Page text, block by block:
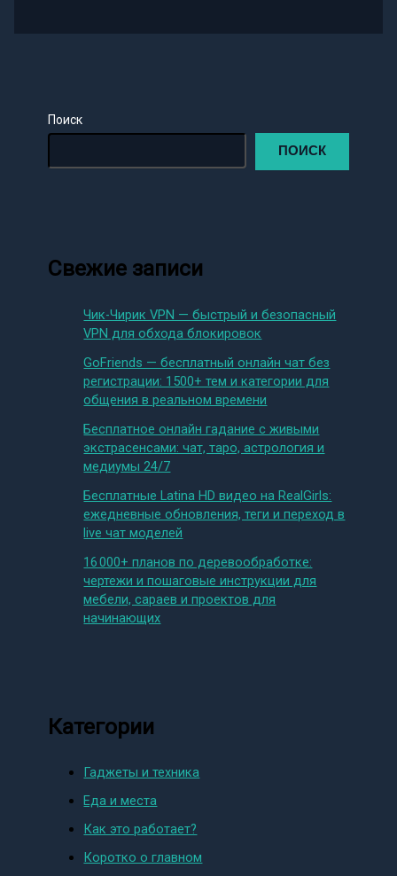
Поиск
ПОИСК
Свежие записи
Чик-Чирик VPN — быстрый и безопасный
VPN для обхода блокировок
GoFriends — бесплатный онлайн чат без
регистрации: 1500+ тем и категории для
общения в реальном времени
Бесплатное онлайн гадание с живыми
экстрасенсами: чат, таро, астрология и
медиумы 24/7
Бесплатные Latina HD видео на RealGirls:
ежедневные обновления, теги и переход в
live чат моделей
16 000+ планов по деревообработке:
чертежи и пошаговые инструкции для
мебели, сараев и проектов для
начинающих
Категории
Гаджеты и техника
Еда и места
Как это работает?
Коротко о главном